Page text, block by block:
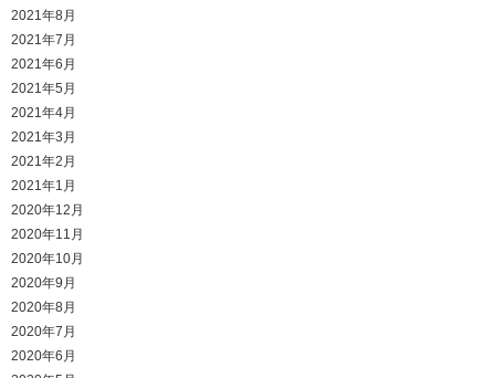
2021年8月
2021年7月
2021年6月
2021年5月
2021年4月
2021年3月
2021年2月
2021年1月
2020年12月
2020年11月
2020年10月
2020年9月
2020年8月
2020年7月
2020年6月